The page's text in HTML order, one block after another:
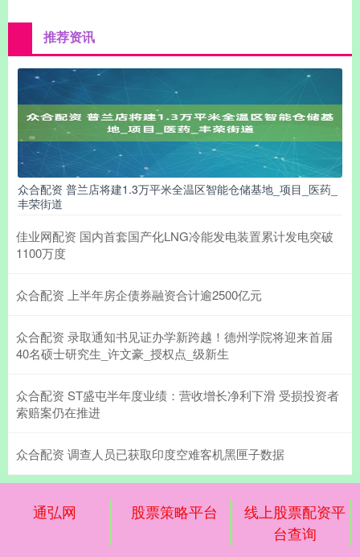
推荐资讯
众合配资 普兰店将建1.3万平米全温区智能仓储基地_项目_医药_
丰荣街道
佳业网配资 国内首套国产化LNG冷能发电装置累计发电突破
1100万度
众合配资 上半年房企债券融资合计逾2500亿元
众合配资 录取通知书见证办学新跨越！德州学院将迎来首届
40名硕士研究生_许文豪_授权点_级新生
众合配资 ST盛屯半年度业绩：营收增长净利下滑 受损投资者
索赔案仍在推进
众合配资 调查人员已获取印度空难客机黑匣子数据
通弘网 股票策略平台
线上股票配资平
台查询